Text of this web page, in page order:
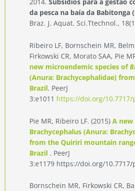
da pesca na baía da Babitonga
Braz. J. Aquat. Sci.Ttechnol.,
Ribeiro LF, Bornschein MR,
Firkowski CR, Morato SAA, Pie
new microendemic species of
(Anura: Brachycephalidae)
Brazil. PeerJ
3:e1011 https://doi.org/10.7717/
Pie MR, Ribeiro LF. (2015) A new
Brachycephalus (Anura:
from the Quiriri mountain
Brazil . PeerJ
3:e1179 https://doi.org/10.7717/
Bornschein MR, Firkowski CR,